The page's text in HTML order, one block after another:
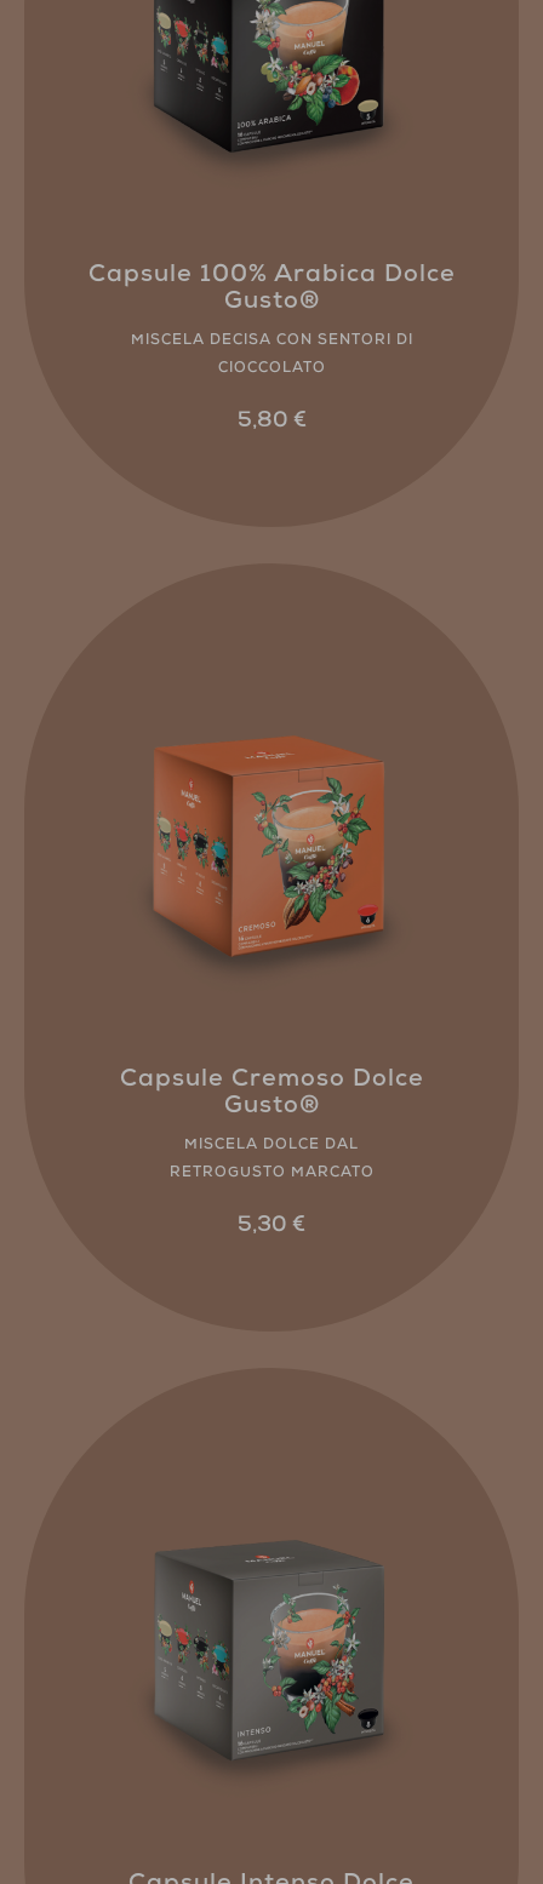
Capsule 100% Arabica Dolce
Gusto®
MISCELA DECISA CON SENTORI DI
CIOCCOLATO
5,80 €
Capsule Cremoso Dolce
Gusto®
MISCELA DOLCE DAL
RETROGUSTO MARCATO
5,30 €